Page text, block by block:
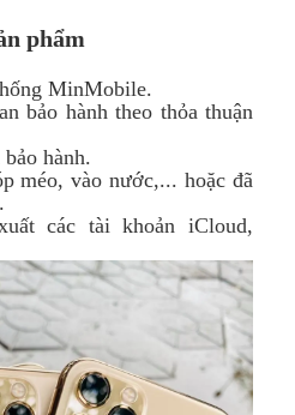
phẩm
MinMobile.
bảo hành theo thỏa thuận
hành.
méo, vào nước,... hoặc đã
các tài khoản iCloud,